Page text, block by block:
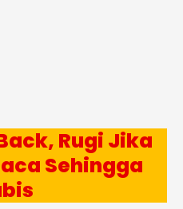
Rugi Jika
Sehingga